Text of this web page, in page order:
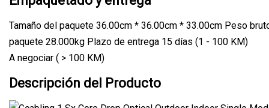
Tamaño del paquete 36.00cm * 36.00cm * 33.00cm Peso
paquete 28.000kg Plazo de entrega 15 días (1 - 100 KM)
A negociar ( > 100 KM)
Descripción del Producto